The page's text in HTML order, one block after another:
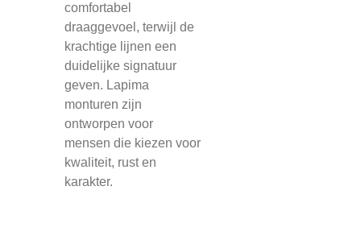
comfortabel
draaggevoel, terwijl de
krachtige lijnen een
duidelijke signatuur
geven. Lapima
monturen zijn
ontworpen voor
mensen die kiezen voor
kwaliteit, rust en
karakter.